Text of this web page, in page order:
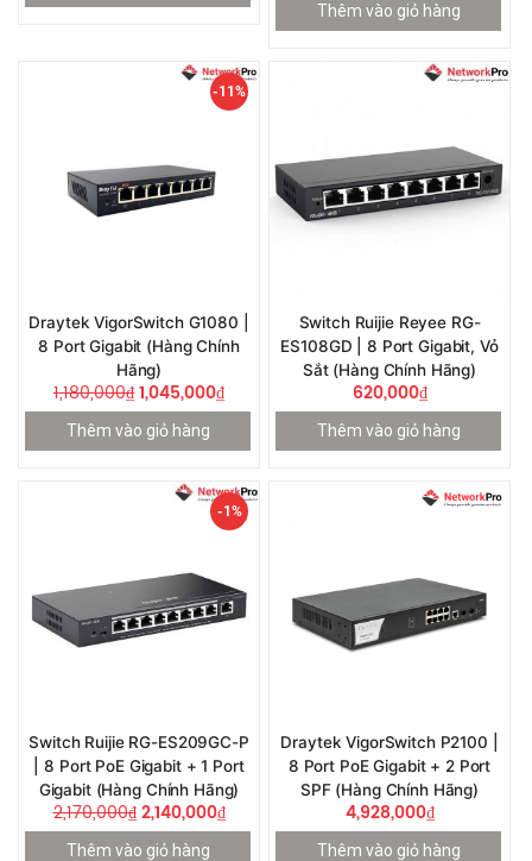
Thêm vào giỏ hàng
-11%
Draytek VigorSwitch G1080 |
8 Port Gigabit (Hàng Chính
Hãng)
1,180,000₫1,045,000₫
Thêm vào giỏ hàng
Switch Ruijie Reyee RG-
ES108GD | 8 Port Gigabit, Vỏ
Sắt (Hàng Chính Hãng)
620,000₫
Thêm vào giỏ hàng
-1%
Switch Ruijie RG-ES209GC-P
| 8 Port PoE Gigabit + 1 Port
Gigabit (Hàng Chính Hãng)
2,170,000₫2,140,000₫
Thêm vào giỏ hàng
Draytek VigorSwitch P2100 |
8 Port PoE Gigabit + 2 Port
SPF (Hàng Chính Hãng)
4,928,000₫
Thêm vào giỏ hàng